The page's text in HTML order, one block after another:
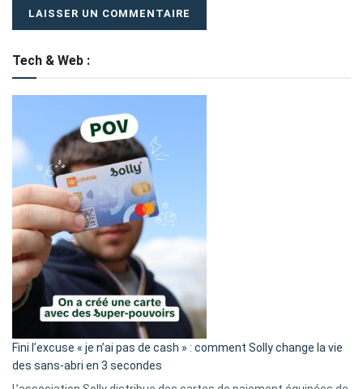
Tech & Web :
Fini l’excuse « je n’ai pas de cash » : comment Solly change la vie
des sans-abri en 3 secondes